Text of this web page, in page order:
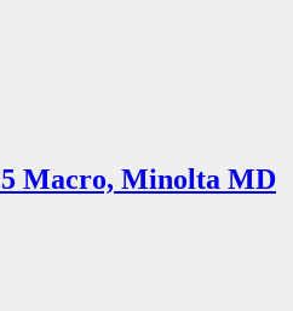
Macro, Minolta MD